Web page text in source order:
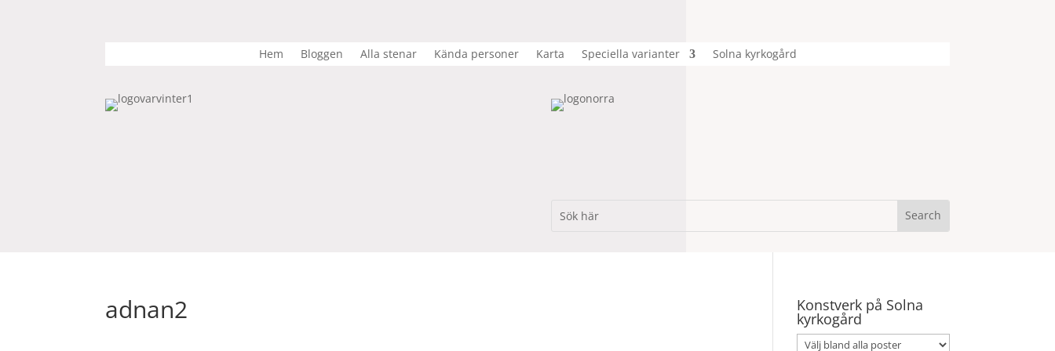
Hem Bloggen Alla stenar Kända personer Karta Speciella varianter Solna kyrkogård
adnan2 Konstverk på Solna
kyrkogård